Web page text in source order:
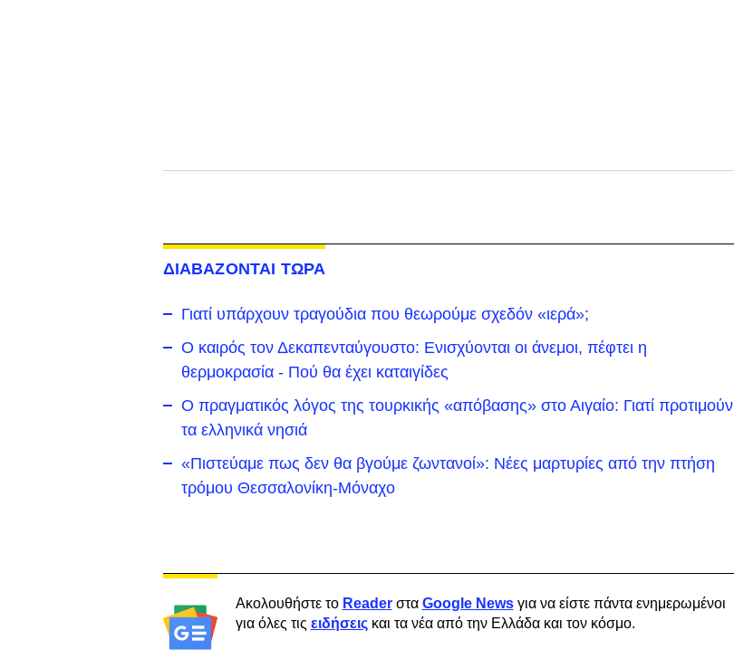
ΔΙΑΒΑΖΟΝΤΑΙ ΤΩΡΑ
Γιατί υπάρχουν τραγούδια που θεωρούμε σχεδόν «ιερά»;
Ο καιρός τον Δεκαπενταύγουστο: Ενισχύονται οι άνεμοι, πέφτει η
θερμοκρασία - Πού θα έχει καταιγίδες
Ο πραγματικός λόγος της τουρκικής «απόβασης» στο Αιγαίο: Γιατί προτιμούν
τα ελληνικά νησιά
«Πιστεύαμε πως δεν θα βγούμε ζωντανοί»: Νέες μαρτυρίες από την πτήση
τρόμου Θεσσαλονίκη-Μόναχο
Ακολουθήστε το Readerστα Google Newsγια να είστε πάντα ενημερωμένοι
για όλες τις ειδήσειςκαι τα νέα από την Ελλάδα και τον κόσμο.